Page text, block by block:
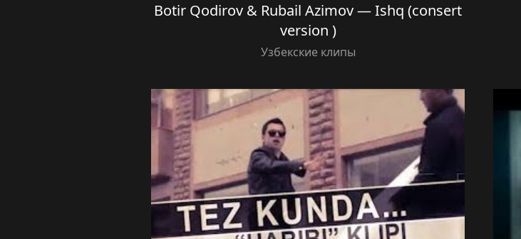
Botir Qodirov & Rubail Azimov — Ishq (consert
version )
Узбекские клипы